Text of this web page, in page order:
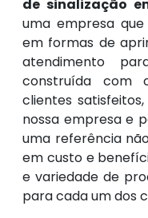
de sinalização
uma empresa
em formas de
atendimento
construída com
clientes
nossa empresa e
uma referência
em custo e
e variedade de
para cada um dos